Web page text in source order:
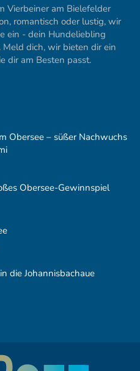
Vierbeiner am Bielefelder
romantisch oder lustig, wir
ein - dein Hundeliebling
dich, wir bieten dir ein
dir am Besten passt.
Obersee – süßer Nachwuchs
Obersee-Gewinnspiel
die Johannisbachaue